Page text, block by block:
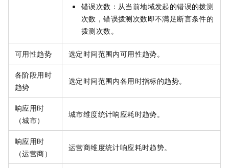
错误次数：从当前地域发起的错误的拨测
次数，错误拨测次数即不满足断言条件的
拨测次数。
可用性趋势 选定时间范围内可用性趋势。
各阶段用时
趋势
选定时间范围内各用时指标的趋势。
响应用时
（城市）
城市维度统计响应耗时趋势。
响应用时
（运营商）
运营商维度统计响应耗时趋势。